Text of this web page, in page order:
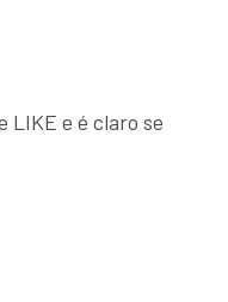
LIKE e é claro se